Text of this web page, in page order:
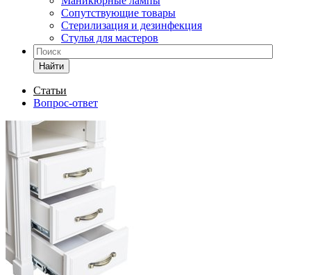
Сопутствующие товары
Стерилизация и дезинфекция
Стулья для мастеров
Найти
Статьи
Вопрос-ответ